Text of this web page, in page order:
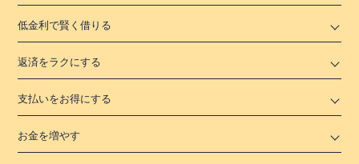
低金利で賢く借りる
返済をラクにする
支払いをお得にする
お金を増やす